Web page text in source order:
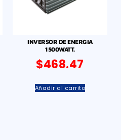
INVERSOR DE ENERGIA
1500WATT.
$468.47
Añadir al carrito